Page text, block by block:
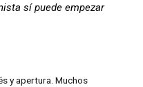
sí puede empezar
y apertura. Muchos